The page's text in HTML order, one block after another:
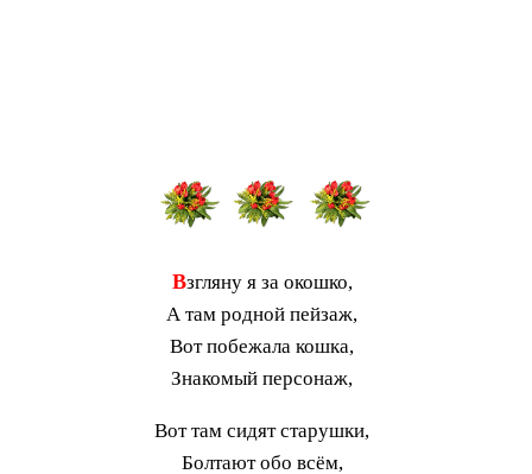
Взгляну я за окошко,
А там родной пейзаж,
Вот побежала кошка,
Знакомый персонаж,
Вот там сидят старушки,
Болтают обо всём,